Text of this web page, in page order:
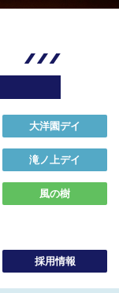
大洋園デイ
滝ノ上デイ
風の樹
採用情報